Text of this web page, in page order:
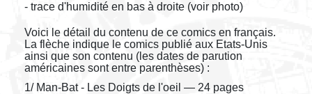
- trace d'humidité en bas à droite (voir photo)
Voici le détail du contenu de ce comics en français.
La flèche indique le comics publié aux Etats-Unis
ainsi que son contenu (les dates de parution
américaines sont entre parenthèses) :
1/ Man-Bat - Les Doigts de l'oeil — 24 pages